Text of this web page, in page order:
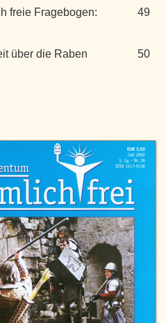
freie Fragebogen:
49
über die Raben
50